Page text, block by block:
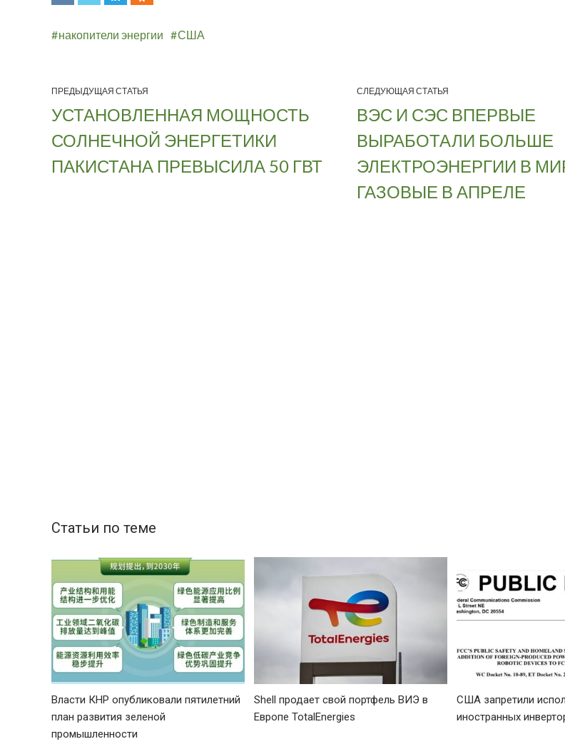
накопители энергии США
ПРЕДЫДУЩАЯ СТАТЬЯ
УСТАНОВЛЕННАЯ МОЩНОСТЬ
СОЛНЕЧНОЙ ЭНЕРГЕТИКИ
ПАКИСТАНА ПРЕВЫСИЛА 50 ГВТ
СЛЕДУЮЩАЯ СТАТЬЯ
ВЭС И СЭС ВПЕРВЫЕ
ВЫРАБОТАЛИ БОЛЬШЕ
ЭЛЕКТРОЭНЕРГИИ В
ГАЗОВЫЕ В АПРЕЛЕ
Статьи по теме
Власти КНР опубликовали пятилетний
план развития зеленой
промышленности
Shell продает свой портфель ВИЭ в
Европе TotalEnergies
США запретили
иностранных